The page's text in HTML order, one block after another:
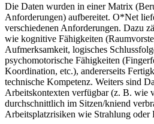
Die Daten wurden in einer Matrix
Anforderungen) aufbereitet. O*Net
verschiedenen Anforderungen. Dazu
wie kognitive Fähigkeiten
Aufmerksamkeit, logisches
psychomotorische Fähigkeiten
Koordination, etc.), andererseits
technische Kompetenz. Weiters sind
Arbeitskontexten verfügbar (z. B. wie
durchschnittlich im Sitzen/kniend
Arbeitsplatzrisiken wie Strahlung oder